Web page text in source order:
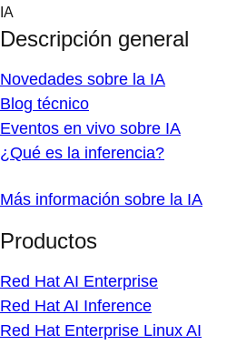
Skip
content
IA
Descripción general
Novedades sobre la IA
Blog técnico
Eventos en vivo sobre IA
¿Qué es la inferencia?
Más información sobre la IA
Productos
Red Hat AI Enterprise
Red Hat AI Inference
Red Hat Enterprise Linux AI